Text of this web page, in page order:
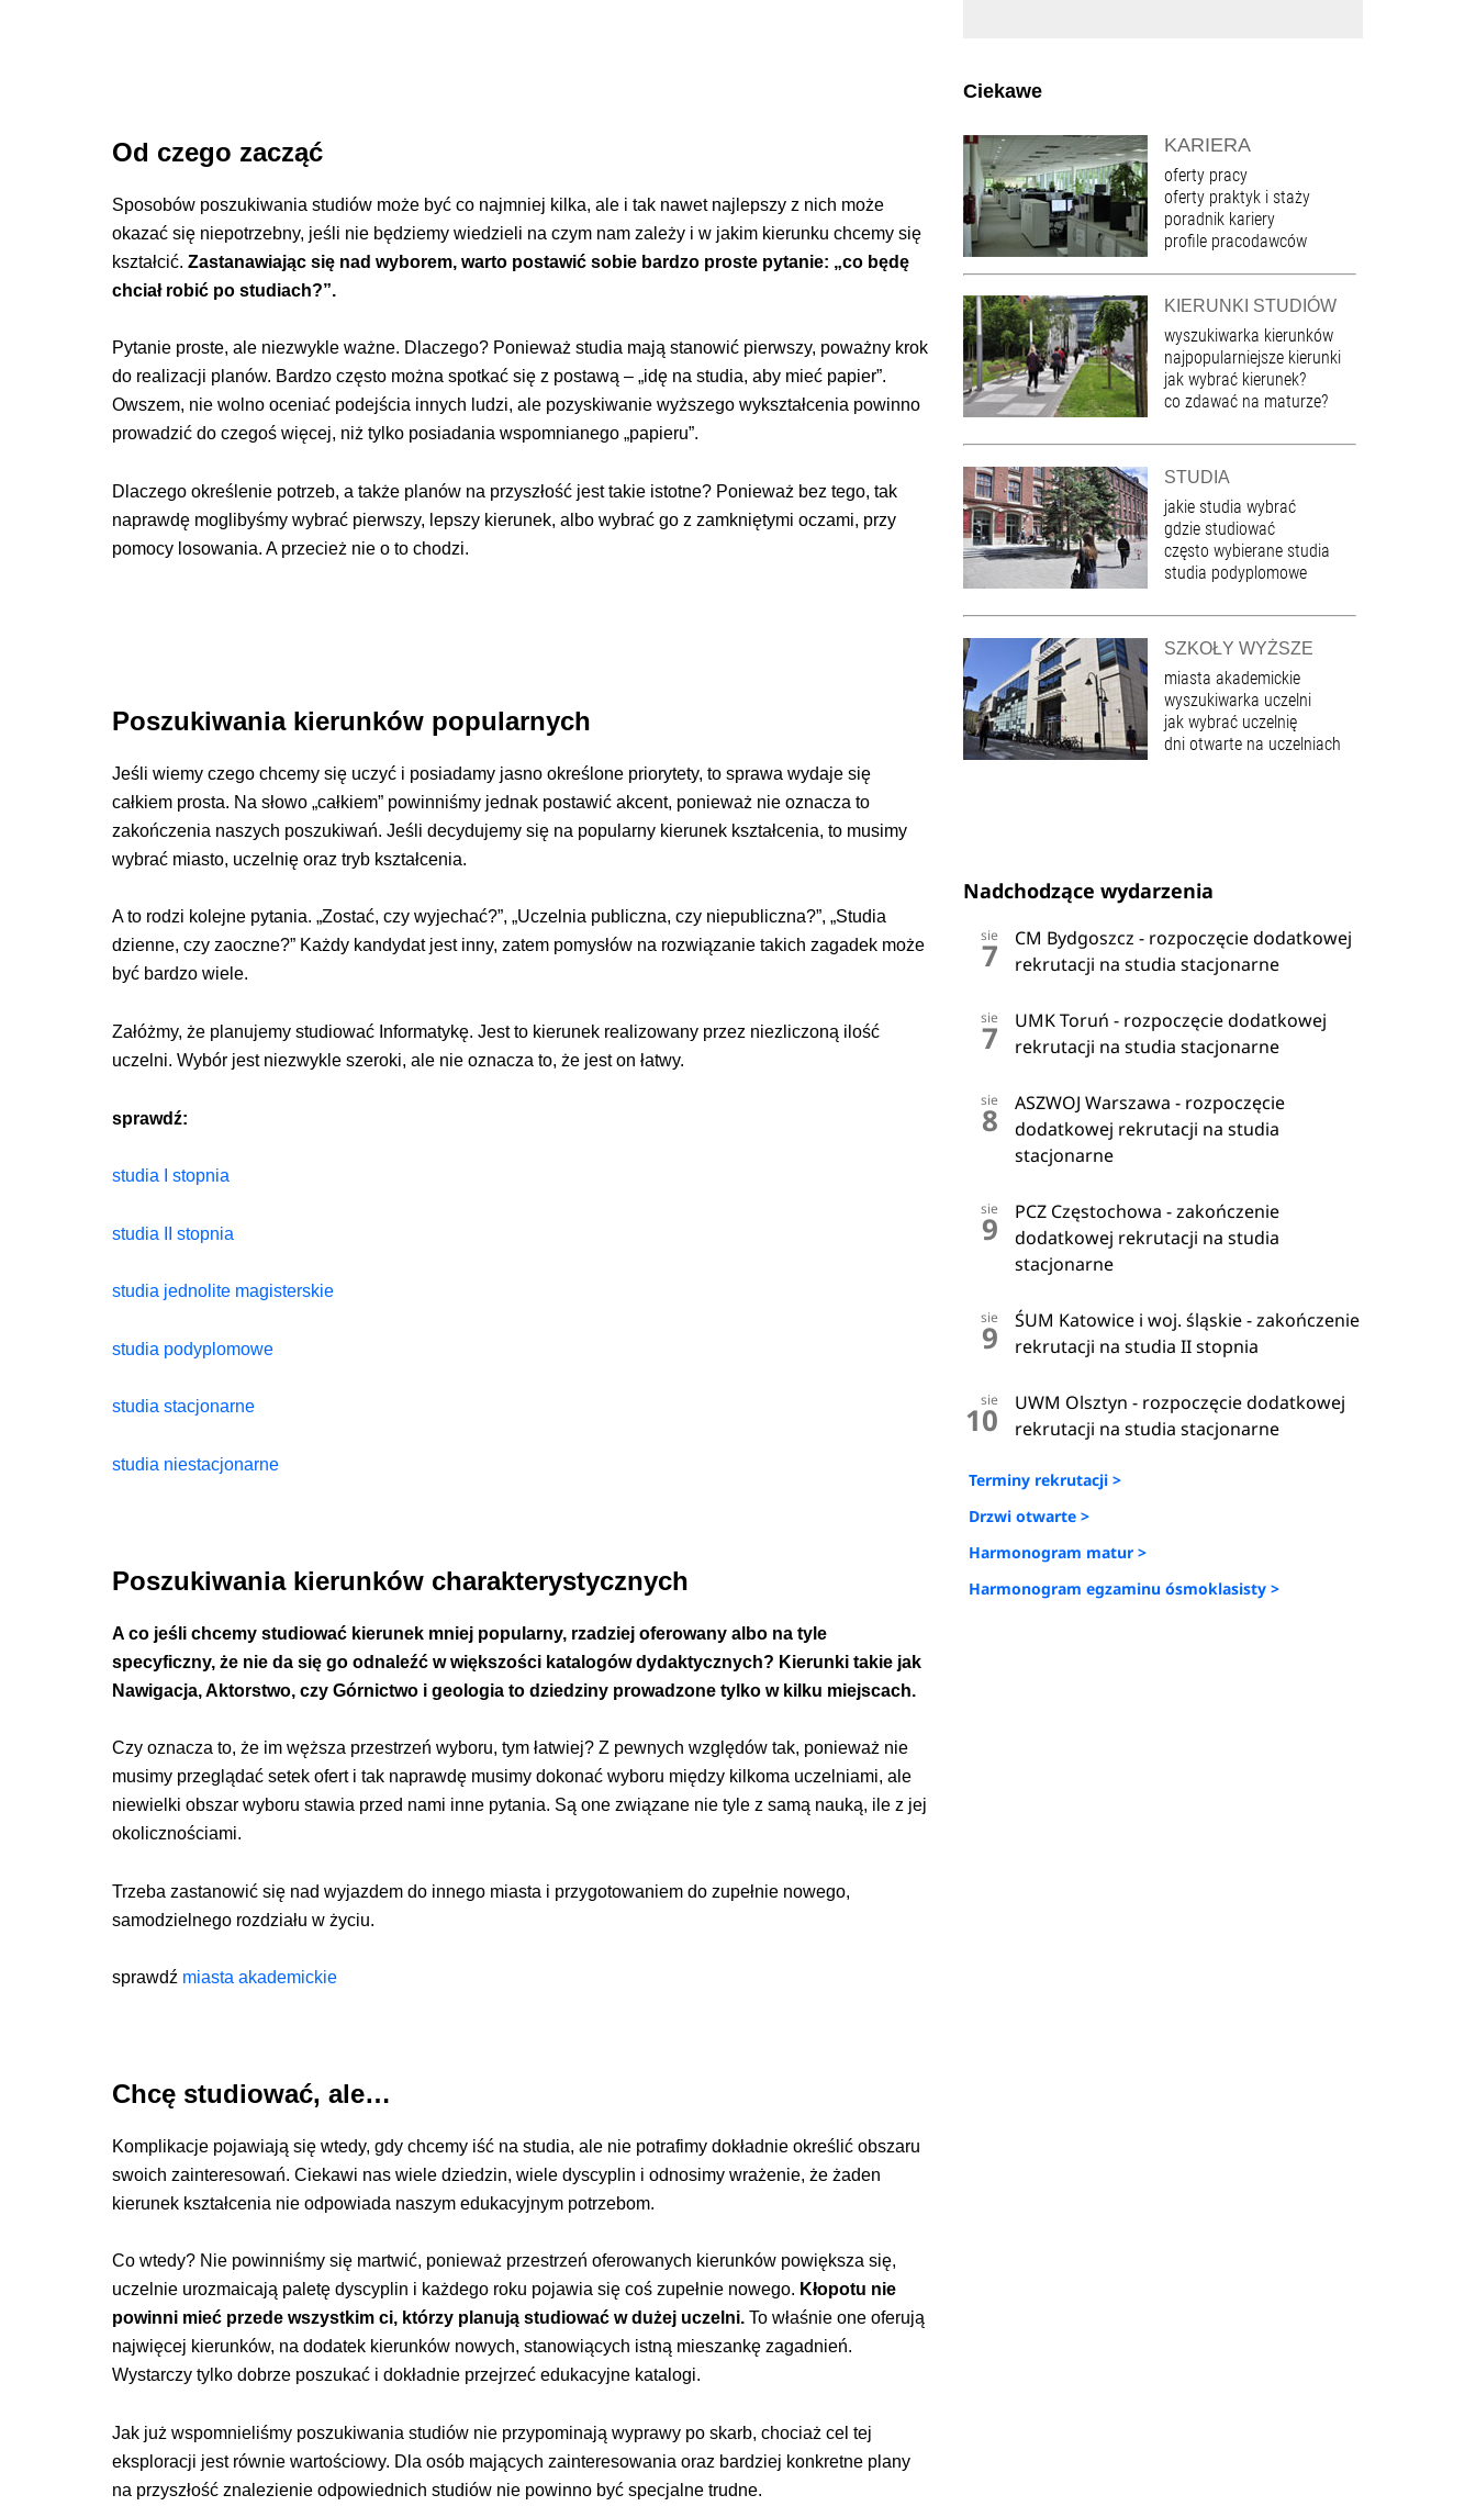
Od czego zacząć
Sposobów poszukiwania studiów może być co najmniej kilka, ale i tak nawet najlepszy z nich może
okazać się niepotrzebny, jeśli nie będziemy wiedzieli na czym nam zależy i w jakim kierunku chcemy się
kształcić. Zastanawiając się nad wyborem, warto postawić sobie bardzo proste pytanie: „co będę
chciał robić po studiach?”.
Pytanie proste, ale niezwykle ważne. Dlaczego? Ponieważ studia mają stanowić pierwszy, poważny krok
do realizacji planów. Bardzo często można spotkać się z postawą – „idę na studia, aby mieć papier”.
Owszem, nie wolno oceniać podejścia innych ludzi, ale pozyskiwanie wyższego wykształcenia powinno
prowadzić do czegoś więcej, niż tylko posiadania wspomnianego „papieru”.
Dlaczego określenie potrzeb, a także planów na przyszłość jest takie istotne? Ponieważ bez tego, tak
naprawdę moglibyśmy wybrać pierwszy, lepszy kierunek, albo wybrać go z zamkniętymi oczami, przy
pomocy losowania. A przecież nie o to chodzi.
Poszukiwania kierunków popularnych
Jeśli wiemy czego chcemy się uczyć i posiadamy jasno określone priorytety, to sprawa wydaje się
całkiem prosta. Na słowo „całkiem” powinniśmy jednak postawić akcent, ponieważ nie oznacza to
zakończenia naszych poszukiwań. Jeśli decydujemy się na popularny kierunek kształcenia, to musimy
wybrać miasto, uczelnię oraz tryb kształcenia.
A to rodzi kolejne pytania. „Zostać, czy wyjechać?”, „Uczelnia publiczna, czy niepubliczna?”, „Studia
dzienne, czy zaoczne?” Każdy kandydat jest inny, zatem pomysłów na rozwiązanie takich zagadek może
być bardzo wiele.
Załóżmy, że planujemy studiować Informatykę. Jest to kierunek realizowany przez niezliczoną ilość
uczelni. Wybór jest niezwykle szeroki, ale nie oznacza to, że jest on łatwy.
sprawdź:
studia I stopnia
studia II stopnia
studia jednolite magisterskie
studia podyplomowe
studia stacjonarne
studia niestacjonarne
Poszukiwania kierunków charakterystycznych
A co jeśli chcemy studiować kierunek mniej popularny, rzadziej oferowany albo na tyle
specyficzny, że nie da się go odnaleźć w większości katalogów dydaktycznych? Kierunki takie jak
Nawigacja, Aktorstwo, czy Górnictwo i geologia to dziedziny prowadzone tylko w kilku miejscach.
Czy oznacza to, że im węższa przestrzeń wyboru, tym łatwiej? Z pewnych względów tak, ponieważ nie
musimy przeglądać setek ofert i tak naprawdę musimy dokonać wyboru między kilkoma uczelniami, ale
niewielki obszar wyboru stawia przed nami inne pytania. Są one związane nie tyle z samą nauką, ile z jej
okolicznościami.
Trzeba zastanowić się nad wyjazdem do innego miasta i przygotowaniem do zupełnie nowego,
samodzielnego rozdziału w życiu.
sprawdź miasta akademickie
Chcę studiować, ale…
Komplikacje pojawiają się wtedy, gdy chcemy iść na studia, ale nie potrafimy dokładnie określić obszaru
swoich zainteresowań. Ciekawi nas wiele dziedzin, wiele dyscyplin i odnosimy wrażenie, że żaden
kierunek kształcenia nie odpowiada naszym edukacyjnym potrzebom.
Co wtedy? Nie powinniśmy się martwić, ponieważ przestrzeń oferowanych kierunków powiększa się,
uczelnie urozmaicają paletę dyscyplin i każdego roku pojawia się coś zupełnie nowego. Kłopotu nie
powinni mieć przede wszystkim ci, którzy planują studiować w dużej uczelni. To właśnie one oferują
najwięcej kierunków, na dodatek kierunków nowych, stanowiących istną mieszankę zagadnień.
Wystarczy tylko dobrze poszukać i dokładnie przejrzeć edukacyjne katalogi.
Jak już wspomnieliśmy poszukiwania studiów nie przypominają wyprawy po skarb, chociaż cel tej
eksploracji jest równie wartościowy. Dla osób mających zainteresowania oraz bardziej konkretne plany
na przyszłość znalezienie odpowiednich studiów nie powinno być specjalne trudne.
Ciekawe
KARIERA
oferty pracy
oferty praktyk i staży
poradnik kariery
profile pracodawców
KIERUNKI STUDIÓW
wyszukiwarka kierunków
najpopularniejsze kierunki
jak wybrać kierunek?
co zdawać na maturze?
STUDIA
jakie studia wybrać
gdzie studiować
często wybierane studia
studia podyplomowe
SZKOŁY WYŻSZE
miasta akademickie
wyszukiwarka uczelni
jak wybrać uczelnię
dni otwarte na uczelniach
Nadchodzące wydarzenia
sie
7
CM Bydgoszcz - rozpoczęcie dodatkowej
rekrutacji na studia stacjonarne
sie
7
UMK Toruń - rozpoczęcie dodatkowej
rekrutacji na studia stacjonarne
sie
8
ASZWOJ Warszawa - rozpoczęcie
dodatkowej rekrutacji na studia
stacjonarne
sie
9
PCZ Częstochowa - zakończenie
dodatkowej rekrutacji na studia
stacjonarne
sie
9
ŚUM Katowice i woj. śląskie - zakończenie
rekrutacji na studia II stopnia
sie
10
UWM Olsztyn - rozpoczęcie dodatkowej
rekrutacji na studia stacjonarne
Terminy rekrutacji >
Drzwi otwarte >
Harmonogram matur >
Harmonogram egzaminu ósmoklasisty >